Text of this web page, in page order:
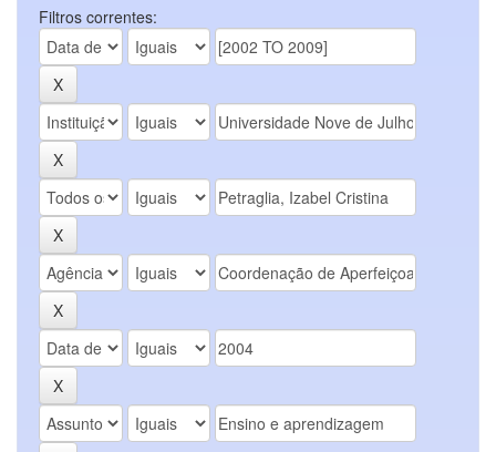
Filtros correntes: